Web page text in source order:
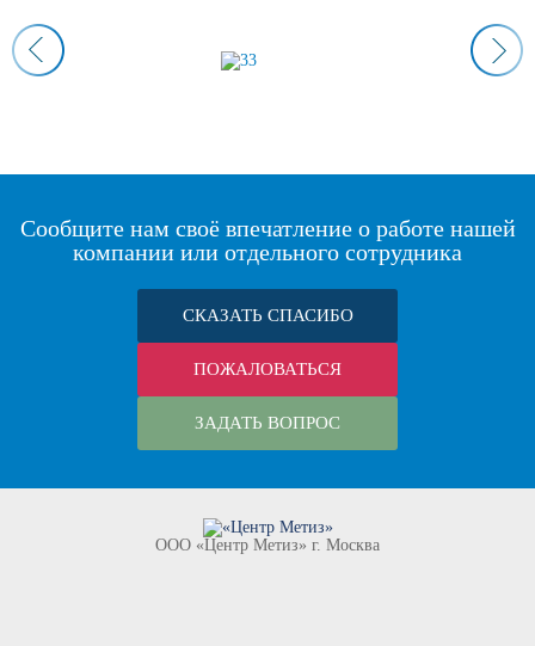
Сообщите нам своё впечатление о работе нашей
компании или отдельного сотрудника
СКАЗАТЬ СПАСИБО
ПОЖАЛОВАТЬСЯ
ЗАДАТЬ ВОПРОС
ООО «Центр Метиз» г. Москва